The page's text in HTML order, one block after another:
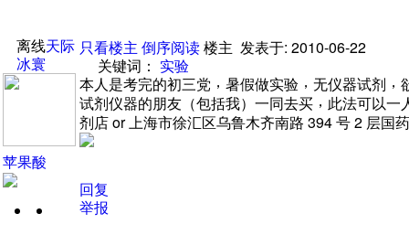
离线天际
冰寰
苹果酸
只看楼主 倒序阅读楼主 发表于: 2010-06-22
关键词 ： 实验
本人是考完的初三党 ， 暑假做实验 ， 无仪器试剂 ，
试剂仪器的朋友 （包括我） 一同去买 ， 此法可以一
剂店or上海市徐汇区乌鲁木齐南路 394号2 层国
回复
举报